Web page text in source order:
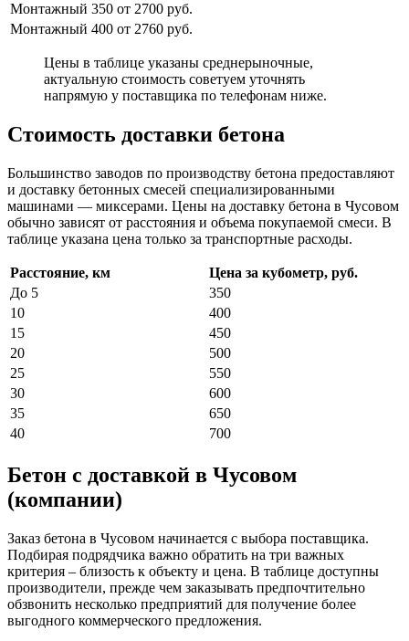
Монтажный 350 от 2700 руб.
Монтажный 400 от 2760 руб.
Цены в таблице указаны среднерыночные,
актуальную стоимость советуем уточнять
напрямую у поставщика по телефонам ниже.
Стоимость доставки бетона
Большинство заводов по производству бетона предоставляют
и доставку бетонных смесей специализированными
машинами — миксерами. Цены на доставку бетона в Чусовом
обычно зависят от расстояния и объема покупаемой смеси. В
таблице указана цена только за транспортные расходы.
Расстояние, км
Цена за кубометр, руб.
До 5
350
10
400
15
450
20
500
25
550
30
600
35
650
40
700
Бетон с доставкой в Чусовом
(компании)
Заказ бетона в Чусовом начинается с выбора поставщика.
Подбирая подрядчика важно обратить на три важных
критерия – близость к объекту и цена. В таблице доступны
производители, прежде чем заказывать предпочтительно
обзвонить несколько предприятий для получение более
выгодного коммерческого предложения.